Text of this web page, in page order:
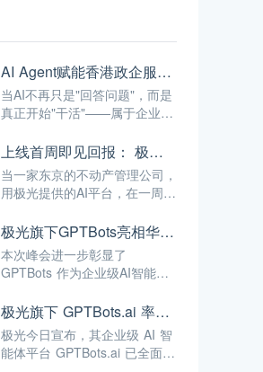
AI Agent赋能香港政企服务：从"能聊天"到"能干活"的最后一公里
当AI不再只是"回答问题"，而是
真正开始"干活"——属于企业级
上线首周即见回报： 极光如何用 AI，帮助日本公司破解全球化服务时差
当一家东京的不动产管理公司，
用极光提供的AI平台，在一周内
这已经不仅仅是"技术出海"，而
是真正的"能力出海"。
极光旗下GPTBots亮相华为泰国合作伙伴峰会，带来让流量真正转化为业绩的AI解决方案
本次峰会进一步彰显了
GPTBots 作为企业级AI智能体
智能体搭建、知识库集成、多渠
道部署等能力，帮助企业将AI能
力真正落地于实际业务场景，而
非停留在概念层面。
极光旗下 GPTBots.ai 率先接入 DeepSeek-V4 Preview：百万级上下文与新一代智能体 AI 赋能企业用户
极光今日宣布，其企业级 AI 智
能体平台 GPTBots.ai 已全面接